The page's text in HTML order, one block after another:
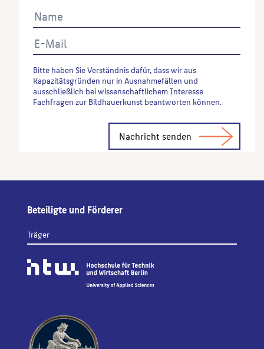
Bitte haben Sie Verständnis dafür, dass wir aus
Kapazitätsgründen nur in Ausnahmefällen und
ausschließlich bei wissenschaftlichem Interesse
Fachfragen zur Bildhauerkunst beantworten können.
Beteiligte und Förderer
Träger